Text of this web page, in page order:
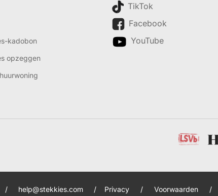
kadobon
opzeggen
TikTok
Facebook
YouTube
/ help@stekkies.com / Privacy / Voorwaarden /